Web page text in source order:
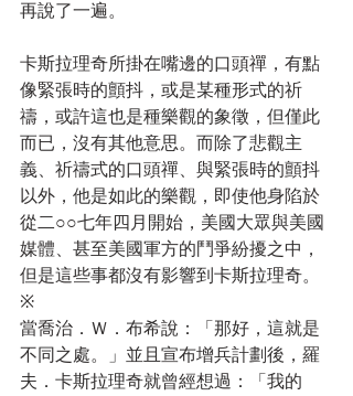
再說了一遍。
卡斯拉理奇所掛在嘴邊的口頭禪，有點
像緊張時的顫抖，或是某種形式的祈
禱，或許這也是種樂觀的象徵，但僅此
而已，沒有其他意思。而除了悲觀主
義、祈禱式的口頭禪、與緊張時的顫抖
以外，他是如此的樂觀，即使他身陷於
從二○○七年四月開始，美國大眾與美國
媒體、甚至美國軍方的鬥爭紛擾之中，
但是這些事都沒有影響到卡斯拉理奇。
※
當喬治．Ｗ．布希說：「那好，這就是
不同之處。」並且宣布增兵計劃後，羅
夫．卡斯拉理奇就曾經想過：「我的